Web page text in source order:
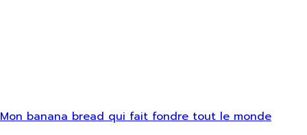
Mon banana bread qui fait fondre tout le monde